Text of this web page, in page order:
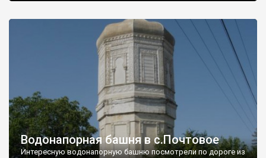
Водонапорная башня в с.Почтовое
Интересную водонапорную башню посмотрели по дороге из